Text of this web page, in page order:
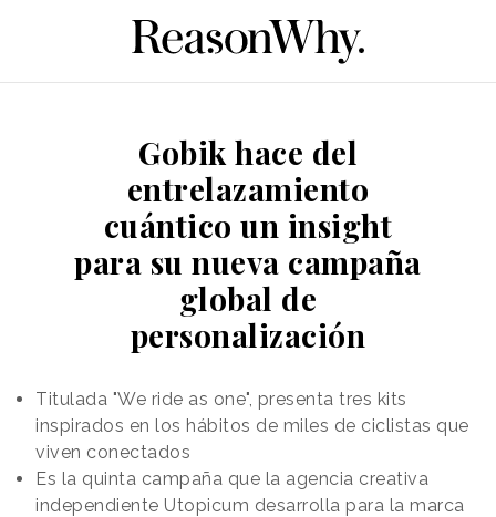
Gobik hace del
entrelazamiento
cuántico un insight
para su nueva campaña
global de
personalización
Titulada "We ride as one", presenta tres kits
inspirados en los hábitos de miles de ciclistas que
viven conectados
Es la quinta campaña que la agencia creativa
independiente Utopicum desarrolla para la marca